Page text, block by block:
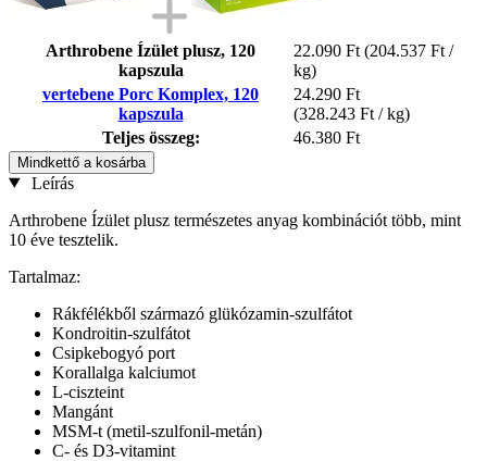
Arthrobene Ízület plusz, 120
kapszula
22.090 Ft (204.537 Ft /
kg)
vertebene Porc Komplex, 120
kapszula
24.290 Ft
(328.243 Ft / kg)
Teljes összeg:
46.380 Ft
Mindkettő a kosárba
Leírás
Arthrobene Ízület plusz természetes anyag kombinációt több, mint
10 éve tesztelik.
Tartalmaz:
Rákfélékből származó glükózamin-szulfátot
Kondroitin-szulfátot
Csipkebogyó port
Korallalga kalciumot
L-ciszteint
Mangánt
MSM-t (metil-szulfonil-metán)
C- és D3-vitamint